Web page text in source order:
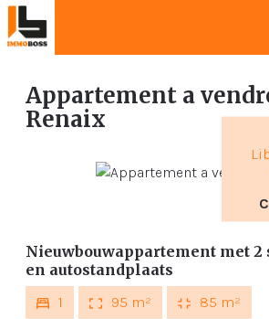
Appartement a
Renaix
Nieuwbouwappartement met 2
en autostandplaats
1 95 m² 85 m²